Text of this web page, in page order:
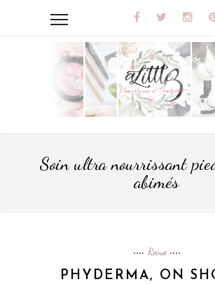
Soin ultra nourrissant
abimés
Revue
PHYDERMA, ON